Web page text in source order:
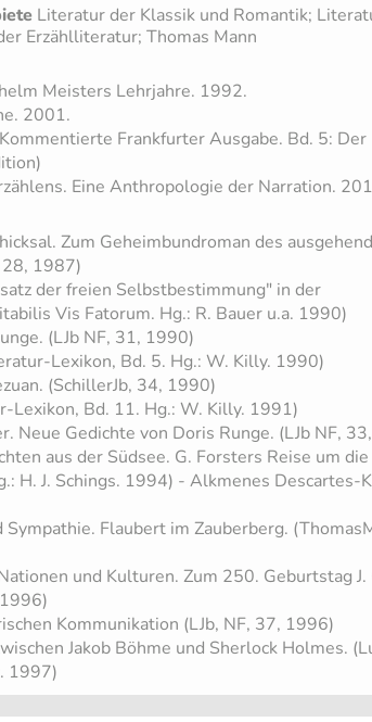
Literatur der Klassik und Romantik;
Erzählliteratur; Thomas Mann
Meisters Lehrjahre. 1992.
2001.
Frankfurter Ausgabe. Bd. 5: Der
Eine Anthropologie der Narration.
Zum Geheimbundroman des
28, 1987)
der freien Selbstbestimmung" in der
Vis Fatorum. Hg.: R. Bauer u.a. 1990)
(LJb NF, 31, 1990)
Lexikon, Bd. 5. Hg.: W. Killy. 1990)
(SchillerJb, 34, 1990)
Lexikon, Bd. 11. Hg.: W. Killy. 1991)
Neue Gedichte von Doris Runge. (LJb NF,
aus der Südsee. G. Forsters Reise um
H. J. Schings. 1994) - Alkmenes Descartes-
Flaubert im Zauberberg.
und Kulturen. Zum 250. Geburtstag J.
Kommunikation (LJb, NF, 37, 1996)
Jakob Böhme und Sherlock Holmes.
1997)